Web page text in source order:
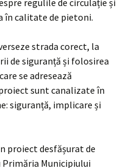
regulile de circulație și
în calitate de pietoni.
strada corect, la
de siguranță și folosirea
se adresează
sunt canalizate în
siguranță, implicare și
proiect desfășurat de
Primăria Municipiului